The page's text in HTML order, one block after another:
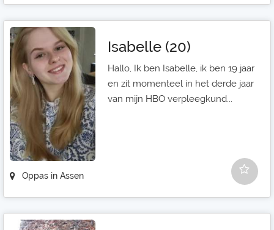
Oppas in Assen
Isabelle (20)
Hallo, Ik ben Isabelle, ik ben 19 jaar
en zit momenteel in het derde jaar
van mijn HBO verpleegkund...